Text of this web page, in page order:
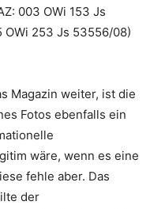
003 OWi 153 Js
OWi 253 Js 53556/08)
Magazin weiter, ist die
Fotos ebenfalls ein
wäre, wenn es eine
fehle aber. Das
der